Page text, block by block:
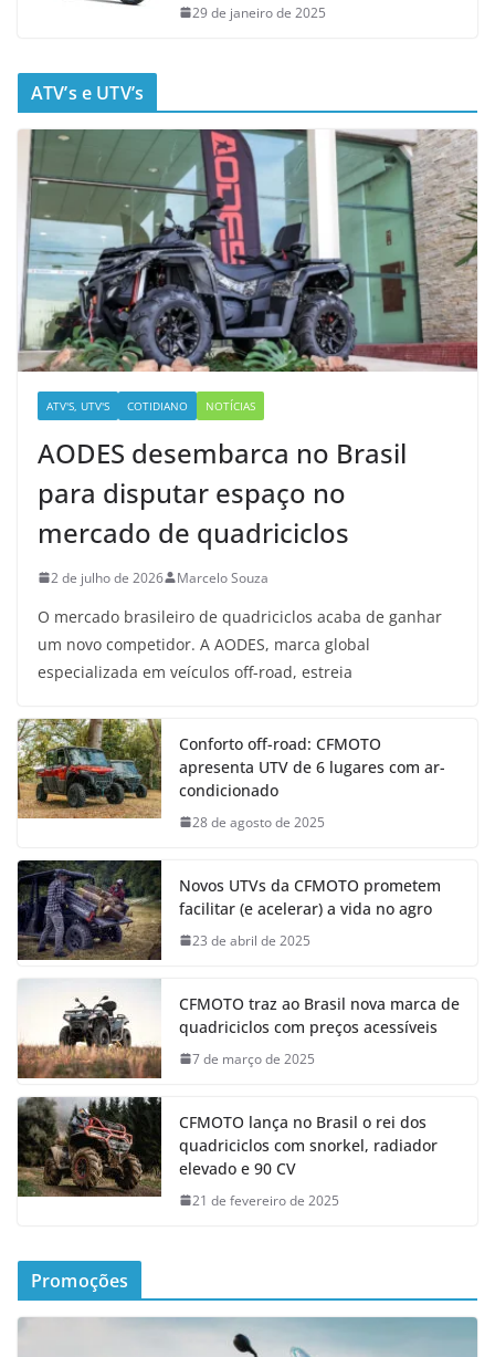
29 de janeiro de 2025
ATV’s e UTV’s
ATV'S, UTV'S COTIDIANO NOTÍCIAS
AODES desembarca no Brasil
para disputar espaço no
mercado de quadriciclos
2 de julho de 2026 Marcelo Souza
O mercado brasileiro de quadriciclos acaba de ganhar
um novo competidor. A AODES, marca global
especializada em veículos off-road, estreia
Conforto off-road: CFMOTO
apresenta UTV de 6 lugares com ar-
condicionado
28 de agosto de 2025
Novos UTVs da CFMOTO prometem
facilitar (e acelerar) a vida no agro
23 de abril de 2025
CFMOTO traz ao Brasil nova marca de
quadriciclos com preços acessíveis
7 de março de 2025
CFMOTO lança no Brasil o rei dos
quadriciclos com snorkel, radiador
elevado e 90 CV
21 de fevereiro de 2025
Promoções